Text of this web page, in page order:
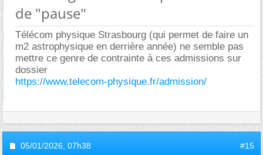
de "pause"
Télécom physique Strasbourg (qui permet de faire un
m2 astrophysique en derrière année) ne semble pas
mettre ce genre de contrainte à ces admissions sur
dossier
https://www.telecom-physique.fr/admission/
05/01/2026, 07h38 #15